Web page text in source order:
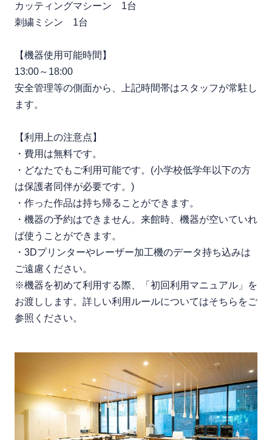
カッティングマシーン 1台
刺繍ミシン 1台
【機器使用可能時間】
13:00～18:00
安全管理等の側面から、上記時間帯はスタッフが常駐し
ます。
【利用上の注意点】
・費用は無料です。
・どなたでもご利用可能です。(小学校低学年以下の方
は保護者同伴が必要です。)
・作った作品は持ち帰ることができます。
・機器の予約はできません。来館時、機器が空いていれ
ば使うことができます。
・3Dプリンターやレーザー加工機のデータ持ち込みは
ご遠慮ください。
※機器を初めて利用する際、「初回利用マニュアル」を
お渡しします。詳しい利用ルールについてはそちらをご
参照ください。